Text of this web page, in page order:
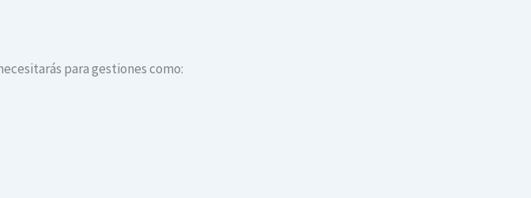
para gestiones como: